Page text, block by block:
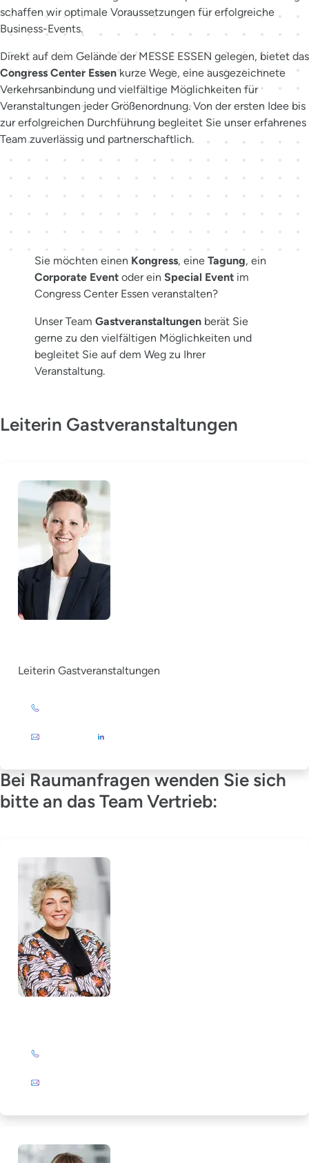
schaffen wir optimale Voraussetzungen für erfolgreiche
Business-Events.
Direkt auf dem Gelände der MESSE ESSEN gelegen, bietet das
Congress Center Essenkurze Wege, eine ausgezeichnete
Verkehrsanbindung und vielfältige Möglichkeiten für
Veranstaltungen jeder Größenordnung. Von der ersten Idee bis
zur erfolgreichen Durchführung begleitet Sie unser erfahrenes
Team zuverlässig und partnerschaftlich.
Der richtige Ansprechpartner
für Ihr Event
Sie möchten einen Kongress, eine Tagung, ein
Corporate Event oder ein Special Event im
Congress Center Essen veranstalten?
Unser Team Gastveranstaltungen berät Sie
gerne zu den vielfältigen Möglichkeiten und
begleitet Sie auf dem Weg zu Ihrer
Veranstaltung.
Leiterin Gastveranstaltungen
Leiterin Gastveranstaltungen
Bei Raumanfragen wenden Sie sich
bitte an das Team Vertrieb: